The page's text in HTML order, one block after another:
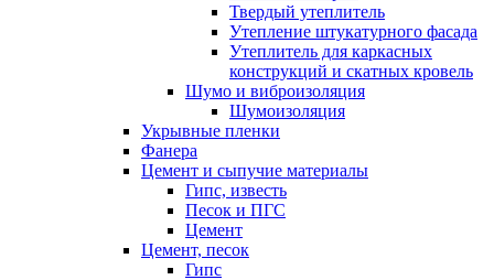
Твердый утеплитель
Утепление штукатурного фасада
Утеплитель для каркасных
конструкций и скатных кровель
Шумо и виброизоляция
Шумоизоляция
Укрывные пленки
Фанера
Цемент и сыпучие материалы
Гипс, известь
Песок и ПГС
Цемент
Цемент, песок
Гипс